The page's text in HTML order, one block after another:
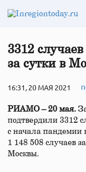
3312
за сутки в
16:31, 20 МАЯ 2021
РИАМО – 20 мая.
подтвердили 3312
с начала пандемии
1 148 508 случаев
Москвы.